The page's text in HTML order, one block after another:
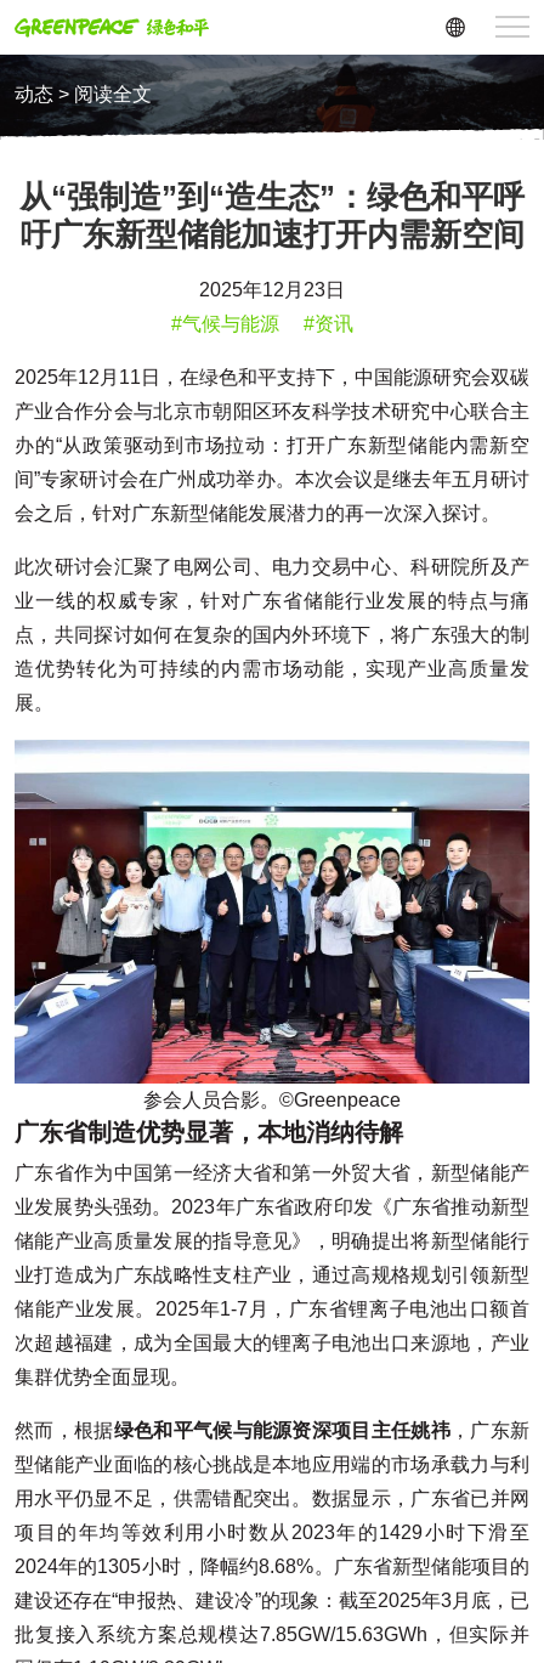
动态 > 阅读全文
从“强制造”到“造生态”：绿色和平呼
吁广东新型储能加速打开内需新空间
2025年12月23日
#气候与能源
#资讯
2025年12月11日，在绿色和平支持下，中国能源研究会双碳
产业合作分会与北京市朝阳区环友科学技术研究中心联合主
办的“从政策驱动到市场拉动：打开广东新型储能内需新空
间”专家研讨会在广州成功举办。本次会议是继去年五月研讨
会之后，针对广东新型储能发展潜力的再一次深入探讨。
此次研讨会汇聚了电网公司、电力交易中心、科研院所及产
业一线的权威专家，针对广东省储能行业发展的特点与痛
点，共同探讨如何在复杂的国内外环境下，将广东强大的制
造优势转化为可持续的内需市场动能，实现产业高质量发
展。
参会人员合影。©️Greenpeace
广东省制造优势显著，本地消纳待解
广东省作为中国第一经济大省和第一外贸大省，新型储能产
业发展势头强劲。2023年广东省政府印发《广东省推动新型
储能产业高质量发展的指导意见》，明确提出将新型储能行
业打造成为广东战略性支柱产业，通过高规格规划引领新型
储能产业发展。2025年1-7月，广东省锂离子电池出口额首
次超越福建，成为全国最大的锂离子电池出口来源地，产业
集群优势全面显现。
然而，根据绿色和平气候与能源资深项目主任姚祎 ，广东新
型储能产业面临的核心挑战是本地应用端的市场承载力与利
用水平仍显不足，供需错配突出。数据显示，广东省已并网
项目的年均等效利用小时数从2023年的1429小时下滑至
2024年的1305小时，降幅约8.68%。广东省新型储能项目的
建设还存在“申报热、建设冷”的现象：截至2025年3月底，已
批复接入系统方案总规模达7.85GW/15.63GWh，但实际并